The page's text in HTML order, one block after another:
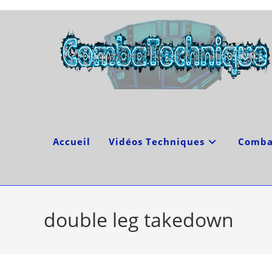
Accueil Vidéos Techniques
double leg takedown